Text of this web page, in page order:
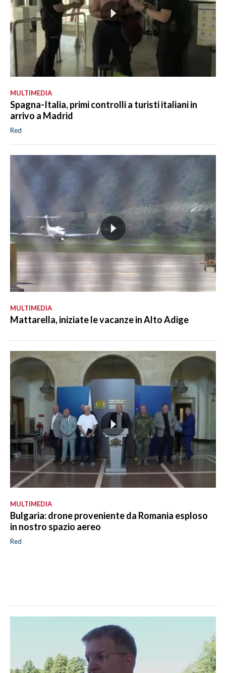
MULTIMEDIA
Spagna-Italia, primi controlli a turisti italiani in
arrivo a Madrid
Red
MULTIMEDIA
Mattarella, iniziate le vacanze in Alto Adige
MULTIMEDIA
Bulgaria: drone proveniente da Romania esploso
in nostro spazio aereo
Red